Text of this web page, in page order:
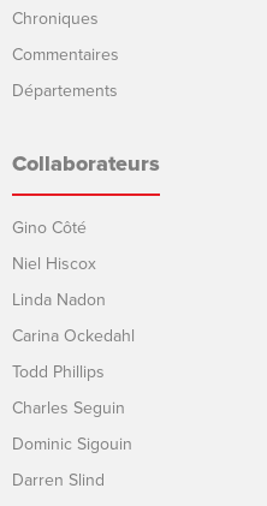
Chroniques
Commentaires
Départements
Collaborateurs
Gino Côté
Niel Hiscox
Linda Nadon
Carina Ockedahl
Todd Phillips
Charles Seguin
Dominic Sigouin
Darren Slind